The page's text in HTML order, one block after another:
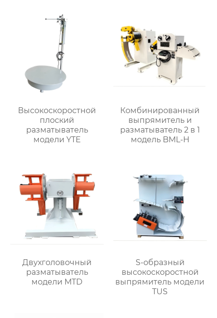
Высокоскоростной
плоский
разматыватель
модели YTE
Комбинированный
выпрямитель и
разматыватель 2 в 1
модель BML-H
Двухголовочный
разматыватель
модели MTD
S-образный
высокоскоростной
выпрямитель модели
TUS